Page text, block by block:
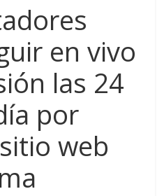
en vivo
las 24
por
web